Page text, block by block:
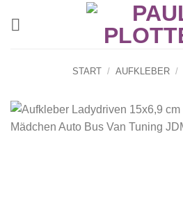
START / AUFKLEBER /